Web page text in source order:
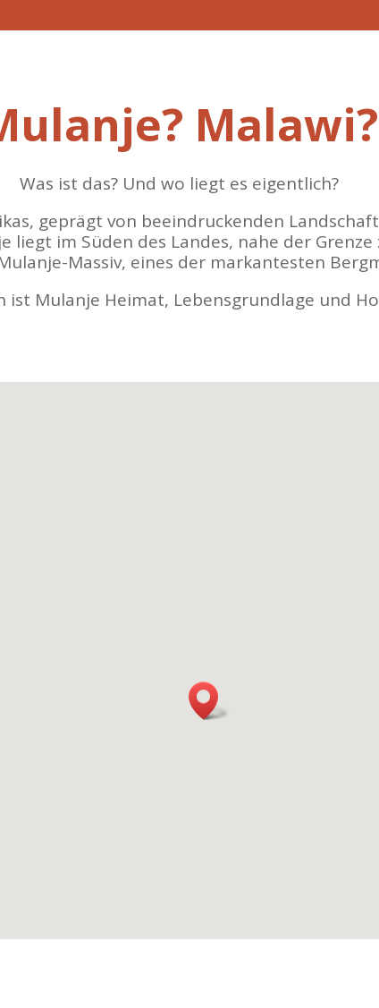
Malawi?
Was ist das? Und wo liegt es eigentlich?
geprägt von beeindruckenden
liegt im Süden des Landes, nahe der
Massiv, eines der markantesten
ist Mulanje Heimat, Lebensgrundlage und